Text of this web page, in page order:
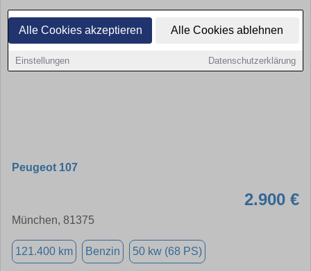
Alle Cookies akzeptieren Alle Cookies ablehnen
Einstellungen Datenschutzerklärung
Peugeot 107
2.900 €
München, 81375
121.400 km Benzin 50 kw (68 PS)